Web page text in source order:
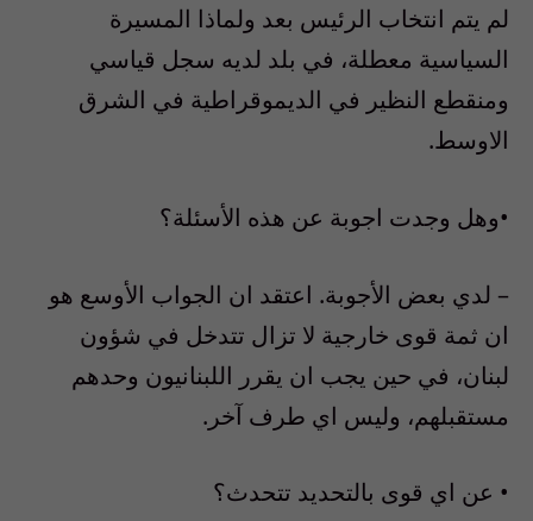
لم يتم انتخاب الرئيس بعد ولماذا المسيرة
السياسية معطلة، في بلد لديه سجل قياسي
ومنقطع النظير في الديموقراطية في الشرق
الاوسط.
•وهل وجدت اجوبة عن هذه الأسئلة؟
– لدي بعض الأجوبة. اعتقد ان الجواب الأوسع هو
ان ثمة قوى خارجية لا تزال تتدخل في شؤون
لبنان، في حين يجب ان يقرر اللبنانيون وحدهم
مستقبلهم، وليس اي طرف آخر.
• عن اي قوى بالتحديد تتحدث؟